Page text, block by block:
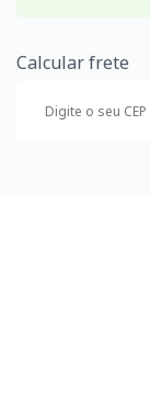
Calcular frete